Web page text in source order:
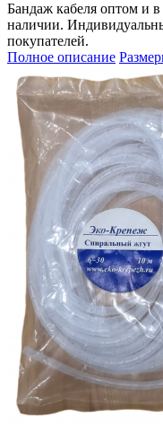
Бандаж кабеля оптом и в
наличии.
покупателей.
Полное описание